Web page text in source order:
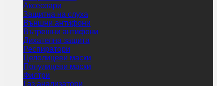
Аксесоари
Защитна на слуха
Външни антифони
Вътрешни антифони
Дихателна защита
Респиратори
Целолицеви маски
Полулицеви маски
Филтри
Газ анализатори